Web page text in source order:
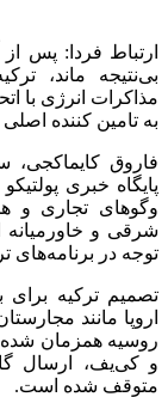
ارتباط فردا: پس
بی‌نتیجه ماند،
مذاکرات انرژی با
به تامین کننده
فاروق کایماکجی،
پایگاه خبری
وگوهای تجاری و
شرقی و
توجه در برنامه‌های
تصمیم ترکیه برای
اروپا مانند
روسیه همزمان شده
و کی‌یف، ارسال
متوقف شده است.